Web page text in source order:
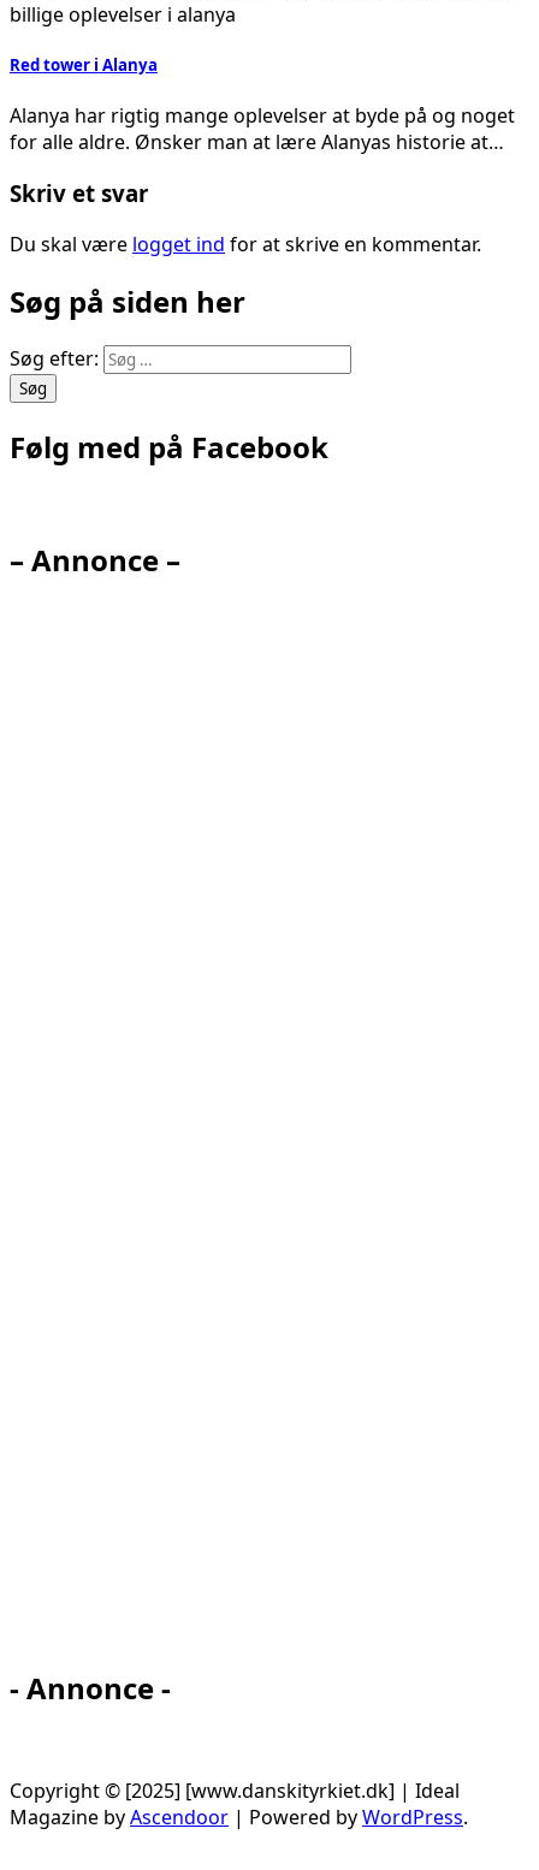
Red tower i Alanya
Alanya har rigtig mange oplevelser at byde på og noget
for alle aldre. Ønsker man at lære Alanyas historie at…
Skriv et svar
Du skal være logget ind for at skrive en kommentar.
Søg på siden her
Søg efter:
Følg med på Facebook
– Annonce –
- Annonce -
Copyright © [2025] [www.danskityrkiet.dk] | Ideal
Magazine byAscendoor | Powered byWordPress.